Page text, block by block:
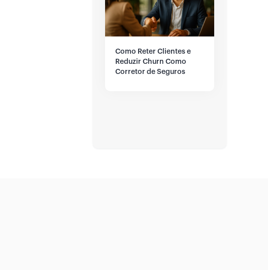
Como Reter Clientes e
Reduzir Churn Como
Corretor de Seguros